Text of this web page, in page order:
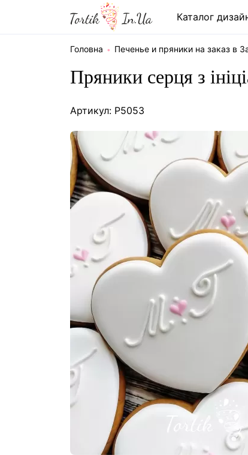
Каталог
Головна Печенье и пряники на заказ в
Пряники серця з
Артикул: P5053